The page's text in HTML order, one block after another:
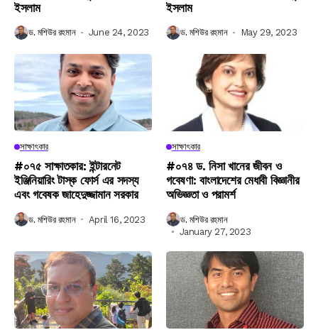
ইসলাম
ড. মশিউর রহমান June 24, 2023
ইসলাম
ড. মশিউর রহমান May 29, 2023
সাক্ষাৎকার
#০৭৫ সাক্ষাতকার: ইন্টারনেট
ইঞ্জিনিয়ারিং টাস্ক ফোর্স এর সদস্য
এবং গবেষক জাহেদুজ্জামান সরকার
ড. মশিউর রহমান April 16, 2023
সাক্ষাৎকার
#০৭৪ ড. নিসা খানের জীবন ও
গবেষণা: বাংলাদেশের মেধাবী বিজ্ঞানীর
অভিজ্ঞতা ও পরামর্শ
ড. মশিউর রহমান
January 27, 2023